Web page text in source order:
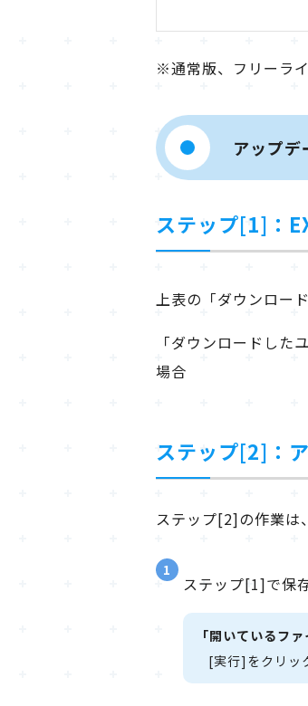
※通常版、フリーラ
アップデ
ステップ[1]：
上表の「ダウンロー
「ダウンロードし
場合
ステップ[2]：
ステップ[2]の作業は
1
ステップ[1]で保
「開いているフ
[実行]をクリッ